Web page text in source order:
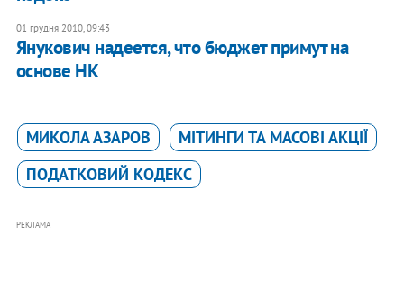
01 грудня 2010, 09:43
Янукович надеется, что бюджет примут на
основе НК
МИКОЛА АЗАРОВ
МІТИНГИ ТА МАСОВІ АКЦІЇ
ПОДАТКОВИЙ КОДЕКС
РЕКЛАМА